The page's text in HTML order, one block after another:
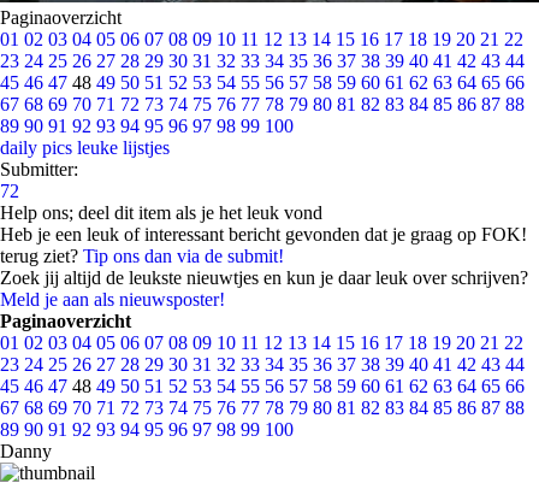
Paginaoverzicht
01 02 03 04 05 06 07 08 09 10 11 12 13 14 15 16 17 18 19 20 21 22
23 24 25 26 27 28 29 30 31 32 33 34 35 36 37 38 39 40 41 42 43 44
45 46 47 48 49 50 51 52 53 54 55 56 57 58 59 60 61 62 63 64 65 66
67 68 69 70 71 72 73 74 75 76 77 78 79 80 81 82 83 84 85 86 87 88
89 90 91 92 93 94 95 96 97 98 99 100
daily pics leuke lijstjes
Submitter:
72
Help ons; deel dit item als je het leuk vond
Heb je een leuk of interessant bericht gevonden dat je graag op FOK!
terug ziet? Tip ons dan via de submit!
Zoek jij altijd de leukste nieuwtjes en kun je daar leuk over schrijven?
Meld je aan als nieuwsposter!
Paginaoverzicht
01 02 03 04 05 06 07 08 09 10 11 12 13 14 15 16 17 18 19 20 21 22
23 24 25 26 27 28 29 30 31 32 33 34 35 36 37 38 39 40 41 42 43 44
45 46 47 48 49 50 51 52 53 54 55 56 57 58 59 60 61 62 63 64 65 66
67 68 69 70 71 72 73 74 75 76 77 78 79 80 81 82 83 84 85 86 87 88
89 90 91 92 93 94 95 96 97 98 99 100
Danny